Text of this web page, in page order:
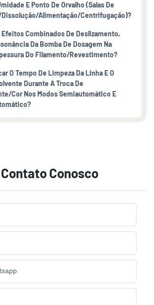
E Ponto De Orvalho (salas De
dissolução/alimentação/centrifugação)?
Efeitos Combinados De Deslizamento,
Da Bomba De Dosagem Na
Do Filamento/revestimento?
O Tempo De Limpeza Da Linha E O
Durante A Troca De
cor Nos Modos Semiautomático E
Conosco